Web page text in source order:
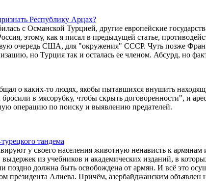
Республику Арцах?
с Османской Турцией, другие европейские
этому, как я писал в предыдущей статье,
очередь США, для "окружения" СССР. Чуть позже
но Турция так и осталась ее членом. Абсурд, но
о каких-то людях, якобы пытавшихся внушить
в мясорубку, чтобы скрыть договоренности", и
операцию по поиску и выявлению предателей.
тандема
у своего населения животную ненависть к
из учебников и академических изданий, в
поздно должна быть освобождена от армян. И всё это
президента Алиева. Причём, азербайджанским объявлен